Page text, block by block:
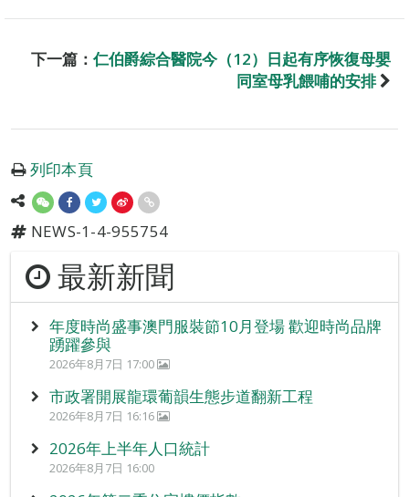
下一篇：仁伯爵綜合醫院今（12）日起有序恢復母嬰
同室母乳餵哺的安排
列印本頁
NEWS-1-4-955754
最新新聞
年度時尚盛事澳門服裝節10月登場 歡迎時尚品牌
踴躍參與
2026年8月7日 17:00
市政署開展龍環葡韻生態步道翻新工程
2026年8月7日 16:16
2026年上半年人口統計
2026年8月7日 16:00